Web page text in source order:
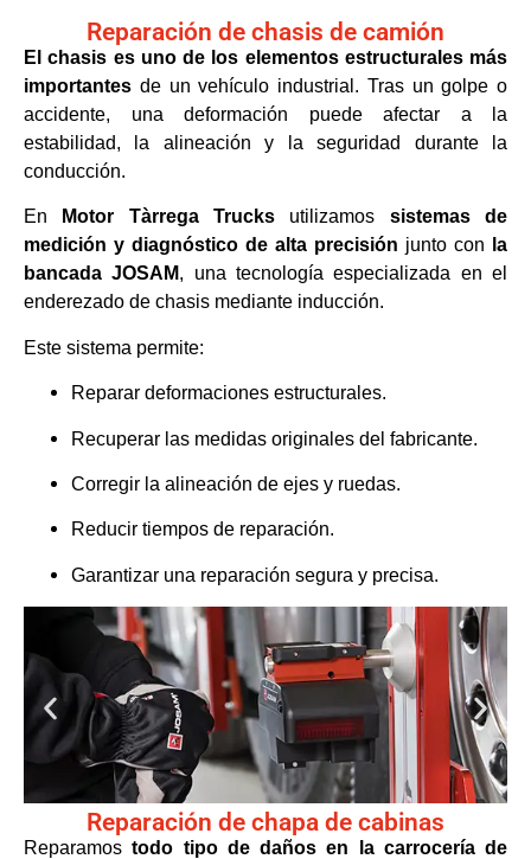
Reparación de chasis de camión
El chasis es uno de los elementos estructurales más
importantes de un vehículo industrial. Tras un golpe o
accidente, una deformación puede afectar a la
estabilidad, la alineación y la seguridad durante la
conducción.
En Motor Tàrrega Trucks utilizamos sistemas de
medición y diagnóstico de alta precisión junto con
la
bancada JOSAM, una tecnología especializada en el
enderezado de chasis mediante inducción.
Este sistema permite:
Reparar deformaciones estructurales.
Recuperar las medidas originales del fabricante.
Corregir la alineación de ejes y ruedas.
Reducir tiempos de reparación.
Garantizar una reparación segura y precisa.
Reparación de chapa de cabinas
Reparamostodo tipo de daños en la carrocería de